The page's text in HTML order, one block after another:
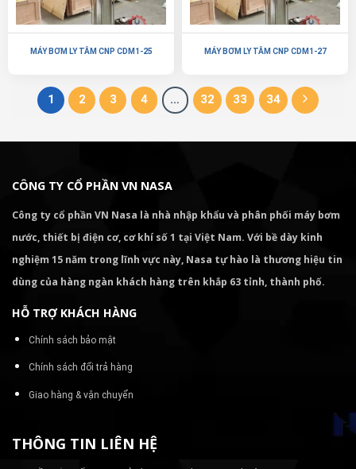
MÁY BƠM LY TÂM CNP CDM1-25 MÁY BƠM LY TÂM CNP CDM1-27
1 2 3 4 … 32 33 34
CÔNG TY CỔ PHẦN VN NASA
Công ty cổ phần VN Nasa là nhà nhập khẩu và phân phối máy bơm
nước, thiết bị điện cơ, cơ khí số 1 tại Việt Nam. Với bề dày kinh
nghiệm 15 năm trong lĩnh vực này, Nasa tự hào là thương hiệu tin
dùng của hàng ngàn khách hàng trên khắp 63 tỉnh, thành phố.
HỖ TRỢ KHÁCH HÀNG
Chính sách bảo mật
Chính sách đổi trả hàng
Giao hàng & vận chuyển
THÔNG TIN LIÊN HỆ